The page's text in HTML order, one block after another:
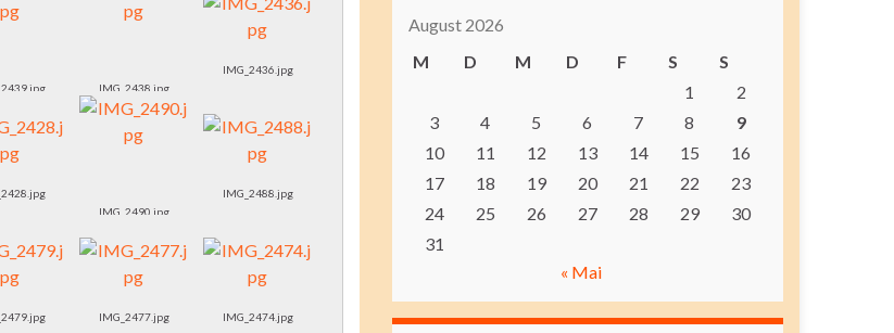
IMG_2438.jpg
IMG_2436.jpg
IMG_2490.jpg
IMG_2488.jpg
IMG_2477.jpg IMG_2474.jpg
August 2026
M
D M D F S
S
1
2
3
4 5 6 7 8
9
10
11 12 13 14 15
16
17
18 19 20 21 22
23
24
25 26 27 28 29
30
31
« Mai